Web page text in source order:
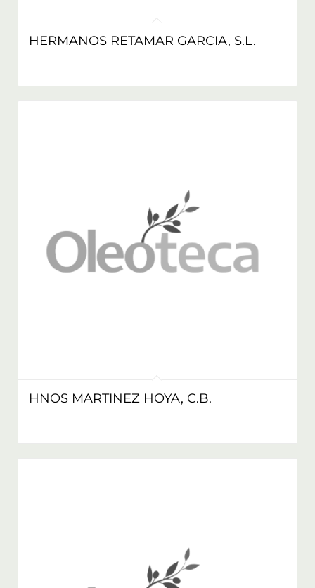
HERMANOS RETAMAR GARCIA, S.L.
HNOS MARTINEZ HOYA, C.B.